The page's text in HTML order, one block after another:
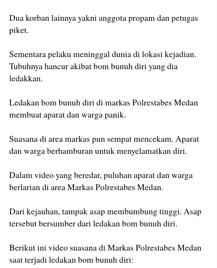
Dua korban lainnya yakni anggota propam dan petugas
piket.
Sementara pelaku meninggal dunia di lokasi kejadian.
Tubuhnya hancur akibat bom bunuh diri yang dia
ledakkan.
Ledakan bom bunuh diri di markas Polrestabes Medan
membuat aparat dan warga panik.
Suasana di area markas pun sempat mencekam. Aparat
dan warga berhamburan untuk menyelamatkan diri.
Dalam video yang beredar, puluhan aparat dan warga
berlarian di area Markas Polrestabes Medan.
Dari kejauhan, tampak asap membumbung tinggi. Asap
tersebut bersumber dari ledakan bom bunuh diri.
Berikut ini video suasana di Markas Polrestabes Medan
saat terjadi ledakan bom bunuh diri: